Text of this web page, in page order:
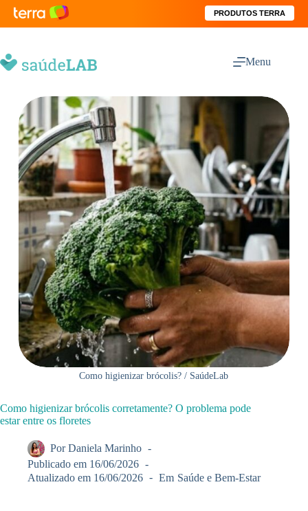
PRODUTOS TERRA
Menu
Como higienizar brócolis? / SaúdeLab
Como higienizar brócolis corretamente? O problema pode
estar entre os floretes
Por Daniela Marinho
Publicado em 16/06/2026
Atualizado em 16/06/2026 Em Saúde e Bem-Estar